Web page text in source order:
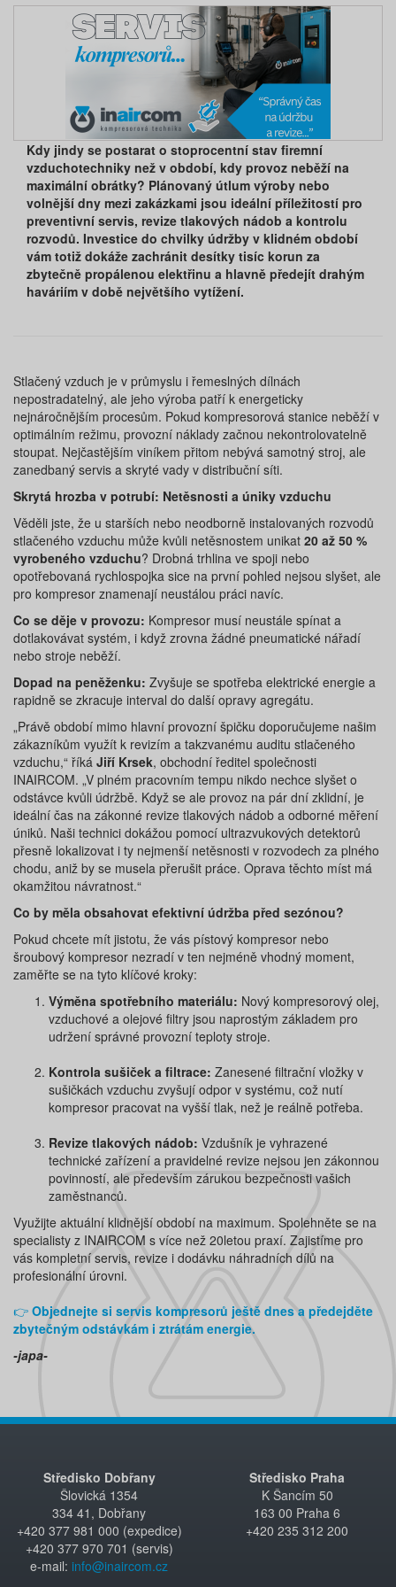
Kdy jindy se postarat o stoprocentní stav firemní
vzduchotechniky než v období, kdy provoz neběží na
maximální obrátky? Plánovaný útlum výroby nebo
volnější dny mezi zakázkami jsou ideální příležitostí pro
preventivní servis, revize tlakových nádob a kontrolu
rozvodů. Investice do chvilky údržby v klidném období
vám totiž dokáže zachránit desítky tisíc korun za
zbytečně propálenou elektřinu a hlavně předejít drahým
haváriím v době největšího vytížení.
Stlačený vzduch je v průmyslu i řemeslných dílnách
nepostradatelný, ale jeho výroba patří k energeticky
nejnáročnějším procesům. Pokud kompresorová stanice neběží v
optimálním režimu, provozní náklady začnou nekontrolovatelně
stoupat. Nejčastějším viníkem přitom nebývá samotný stroj, ale
zanedbaný servis a skryté vady v distribuční síti.
Skrytá hrozba v potrubí: Netěsnosti a úniky vzduchu
Věděli jste, že u starších nebo neodborně instalovaných rozvodů
stlačeného vzduchu může kvůli netěsnostem unikat 20 až 50 %
vyrobeného vzduchu? Drobná trhlina ve spoji nebo
opotřebovaná rychlospojka sice na první pohled nejsou slyšet, ale
pro kompresor znamenají neustálou práci navíc.
Co se děje v provozu: Kompresor musí neustále spínat a
dotlakovávat systém, i když zrovna žádné pneumatické nářadí
nebo stroje neběží.
Dopad na peněženku: Zvyšuje se spotřeba elektrické energie a
rapidně se zkracuje interval do další opravy agregátu.
„Právě období mimo hlavní provozní špičku doporučujeme našim
zákazníkům využít k revizím a takzvanému auditu stlačeného
vzduchu,“ říká Jiří Krsek, obchodní ředitel společnosti
INAIRCOM. „V plném pracovním tempu nikdo nechce slyšet o
odstávce kvůli údržbě. Když se ale provoz na pár dní zklidní, je
ideální čas na zákonné revize tlakových nádob a odborné měření
úniků. Naši technici dokážou pomocí ultrazvukových detektorů
přesně lokalizovat i ty nejmenší netěsnosti v rozvodech za plného
chodu, aniž by se musela přerušit práce. Oprava těchto míst má
okamžitou návratnost.“
Co by měla obsahovat efektivní údržba před sezónou?
Pokud chcete mít jistotu, že vás pístový kompresor nebo
šroubový kompresor nezradí v ten nejméně vhodný moment,
zaměřte se na tyto klíčové kroky:
Výměna spotřebního materiálu: Nový kompresorový olej,
vzduchové a olejové filtry jsou naprostým základem pro
udržení správné provozní teploty stroje.
Kontrola sušiček a filtrace: Zanesené filtrační vložky v
sušičkách vzduchu zvyšují odpor v systému, což nutí
kompresor pracovat na vyšší tlak, než je reálně potřeba.
Revize tlakových nádob: Vzdušník je vyhrazené
technické zařízení a pravidelné revize nejsou jen zákonnou
povinností, ale především zárukou bezpečnosti vašich
zaměstnanců.
Využijte aktuální klidnější období na maximum. Spolehněte se na
specialisty z INAIRCOM s více než 20letou praxí. Zajistíme pro
vás kompletní servis, revize i dodávku náhradních dílů na
profesionální úrovni.
👉 Objednejte si servis kompresorů ještě dnes a předejděte
zbytečným odstávkám i ztrátám energie.
-japa-
Středisko Dobřany
Šlovická 1354
334 41, Dobřany
+420 377 981 000 (expedice)
+420 377 970 701 (servis)
e-mail: info@inaircom.cz
Středisko Praha
K Šancím 50
163 00 Praha 6
+420 235 312 200